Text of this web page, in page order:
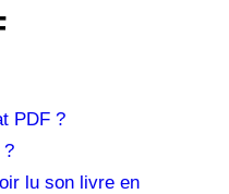
PDF ?
?
lu son livre en